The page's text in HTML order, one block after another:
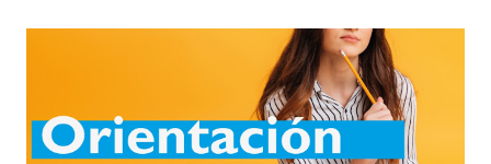
integral, apoyándonos en pruebas psicológicas, la entrevista
personal, observación del comportamiento y la entrevista
familiar para poder analizar y tratar el problema que los niños
o jóvenes están atravesando , estos problemas pueden estar